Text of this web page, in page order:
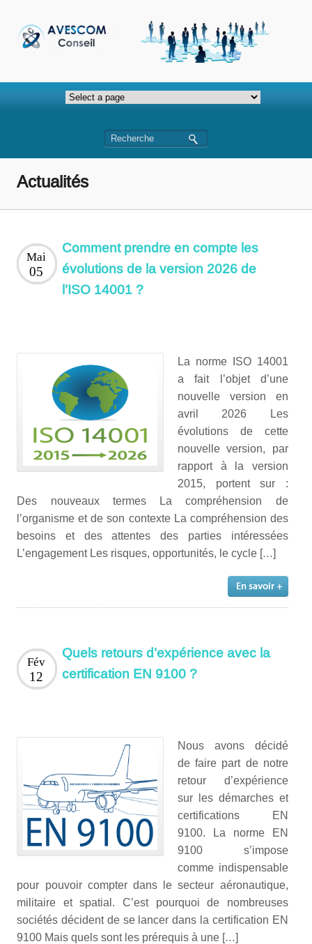
Actualités
Comment prendre en compte les
évolutions de la version 2026 de
l’ISO 14001 ?
Mai
05
La norme ISO 14001
a fait l’objet d’une
nouvelle version en
avril 2026 Les
évolutions de cette
nouvelle version, par
rapport à la version
2015, portent sur :
Des nouveaux termes La compréhension de
l’organisme et de son contexte La compréhension des
besoins et des attentes des parties intéressées
L’engagement Les risques, opportunités, le cycle […]
Quels retours d’expérience avec la
certification EN 9100 ?
Fév
12
Nous avons décidé
de faire part de notre
retour d’expérience
sur les démarches et
certifications EN
9100. La norme EN
9100 s’impose
comme indispensable
pour pouvoir compter dans le secteur aéronautique,
militaire et spatial. C’est pourquoi de nombreuses
sociétés décident de se lancer dans la certification EN
9100 Mais quels sont les prérequis à une […]